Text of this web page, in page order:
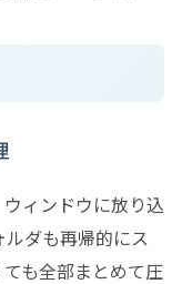
ィンドウに放り込
ルダも再帰的にス
も全部まとめて圧